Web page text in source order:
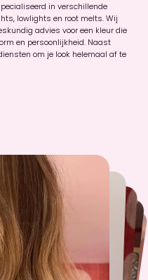
in verschillende
lowlights en root melts. Wij
advies voor een kleur die
en persoonlijkheid. Naast
om je look helemaal af te